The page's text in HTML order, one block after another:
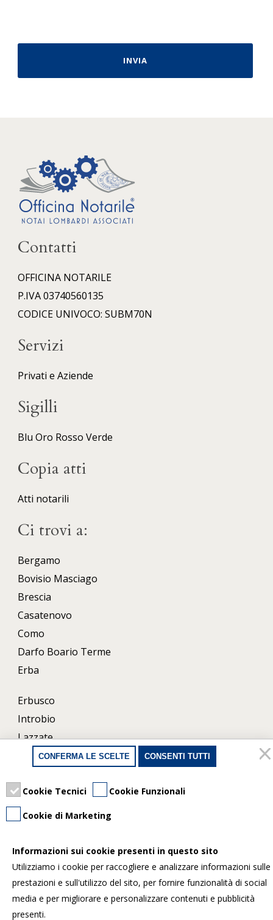
Contatti
OFFICINA NOTARILE
P.IVA 03740560135
CODICE UNIVOCO: SUBM70N
Servizi
Privati e Aziende
Sigilli
Blu Oro Rosso Verde
Copia atti
Atti notarili
Ci trovi a:
Bergamo
Bovisio Masciago
Brescia
Casatenovo
Como
Darfo Boario Terme
Erba
Erbusco
Introbio
Lazzate
Lecco
Porlezza
Uboldo
Copyright © 2026 Officina Notarile - Tutti diritti
riservati
CONFERMA LE SCELTE CONSENTI TUTTI
Cookie Tecnici Cookie Funzionali
Cookie di Marketing
Informazioni sui cookie presenti in questo sito
Utilizziamo i cookie per raccogliere e analizzare informazioni sulle
prestazioni e sull'utilizzo del sito, per fornire funzionalità di social
media e per migliorare e personalizzare contenuti e pubblicità
presenti.